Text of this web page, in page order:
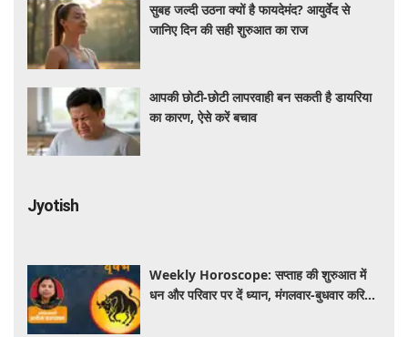
सुबह जल्दी उठना क्यों है फायदेमंद? आयुर्वेद से
जानिए दिन की सही शुरुआत का राज
आपकी छोटी-छोटी लापरवाही बन सकती है डायरिया
का कारण, ऐसे करें बचाव
Jyotish
Weekly Horoscope: सप्ताह की शुरुआत में
धन और परिवार पर दें ध्यान, मंगलवार-बुधवार करियर